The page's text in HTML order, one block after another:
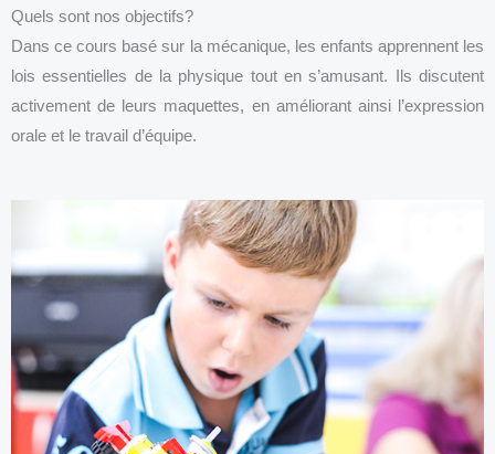
Quels sont nos objectifs?
Dans ce cours basé sur la mécanique, les enfants apprennent les
lois essentielles de la physique tout en s’amusant. Ils discutent
activement de leurs maquettes, en améliorant ainsi l’expression
orale et le travail d’équipe.